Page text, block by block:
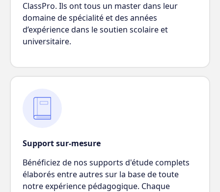
ClassPro. Ils ont tous un master dans leur
domaine de spécialité et des années
d’expérience dans le soutien scolaire et
universitaire.
Support sur-mesure
Bénéficiez de nos supports d'étude complets
élaborés entre autres sur la base de toute
notre expérience pédagogique. Chaque